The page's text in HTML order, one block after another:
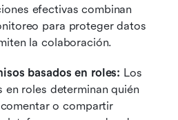
efectivas combinan
para proteger datos
la colaboración.
basados en roles: Los
en roles determinan quién
o compartir